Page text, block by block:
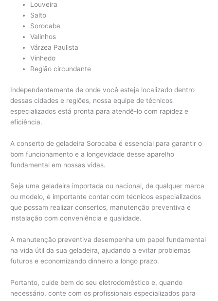
Louveira
Salto
Sorocaba
Valinhos
Várzea Paulista
Vinhedo
Região circundante
Independentemente de onde você esteja localizado dentro
dessas cidades e regiões, nossa equipe de técnicos
especializados está pronta para atendê-lo com rapidez e
eficiência.
A conserto de geladeira Sorocaba é essencial para garantir o
bom funcionamento e a longevidade desse aparelho
fundamental em nossas vidas.
Seja uma geladeira importada ou nacional, de qualquer marca
ou modelo, é importante contar com técnicos especializados
que possam realizar consertos, manutenção preventiva e
instalação com conveniência e qualidade.
A manutenção preventiva desempenha um papel fundamental
na vida útil da sua geladeira, ajudando a evitar problemas
futuros e economizando dinheiro a longo prazo.
Portanto, cuide bem do seu eletrodoméstico e, quando
necessário, conte com os profissionais especializados para